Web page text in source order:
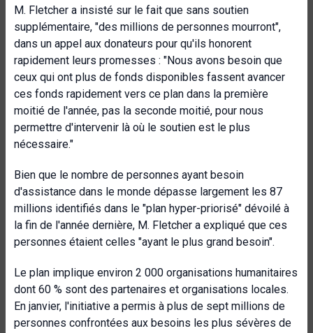
M. Fletcher a insisté sur le fait que sans soutien
supplémentaire, "des millions de personnes mourront",
dans un appel aux donateurs pour qu'ils honorent
rapidement leurs promesses : "Nous avons besoin que
ceux qui ont plus de fonds disponibles fassent avancer
ces fonds rapidement vers ce plan dans la première
moitié de l'année, pas la seconde moitié, pour nous
permettre d'intervenir là où le soutien est le plus
nécessaire."
Bien que le nombre de personnes ayant besoin
d'assistance dans le monde dépasse largement les 87
millions identifiés dans le "plan hyper-priorisé" dévoilé à
la fin de l'année dernière, M. Fletcher a expliqué que ces
personnes étaient celles "ayant le plus grand besoin".
Le plan implique environ 2 000 organisations humanitaires
dont 60 % sont des partenaires et organisations locales.
En janvier, l'initiative a permis à plus de sept millions de
personnes confrontées aux besoins les plus sévères de